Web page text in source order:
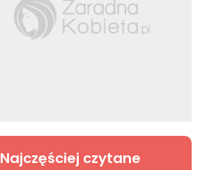
Najczęściej czytane